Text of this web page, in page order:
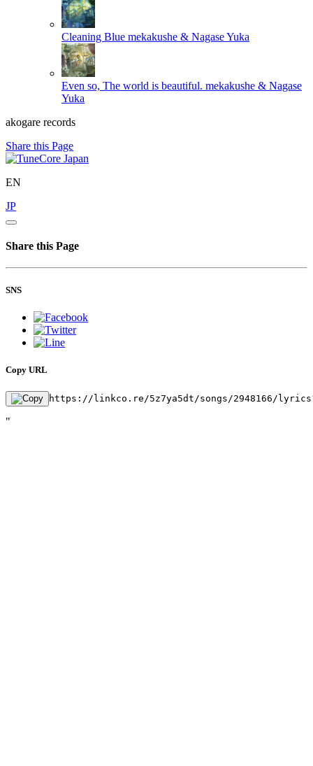
Cleaning Blue mekakushe & Nagase Yuka
Even so, The world is beautiful. mekakushe & Nagase
Yuka
akogare records
Share this Page
EN
JP
Share this Page
SNS
Copy URL
https://linkco.re/5z7ya5dt/songs/2948166/
"